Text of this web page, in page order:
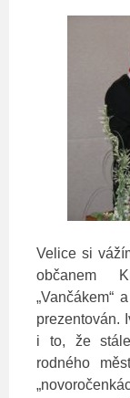
Velice si
občanem
„Vančákem“
prezentován.
i to, že
rodného